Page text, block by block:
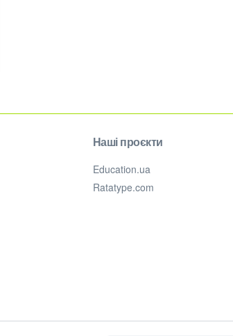
Наші проєкти
Education.ua
Ratatype.com